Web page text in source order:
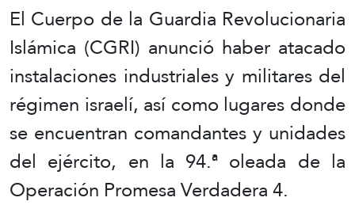
El Cuerpo de la Guardia Revolucionaria
Islámica (CGRI) anunció haber atacado
instalaciones industriales y militares del
régimen israelí, así como lugares donde
se encuentran comandantes y unidades
del ejército, en la 94.ª oleada de la
Operación Promesa Verdadera 4.